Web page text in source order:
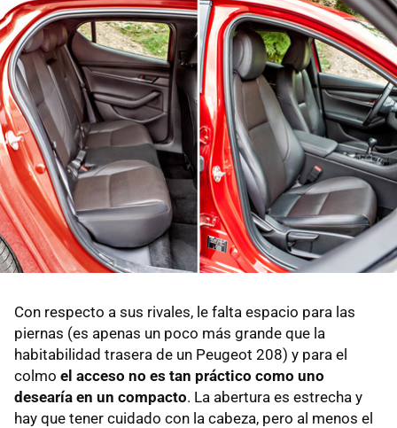
Con respecto a sus rivales, le falta espacio para las
piernas (es apenas un poco más grande que la
habitabilidad trasera de un Peugeot 208) y para el
colmo el acceso no es tan práctico como uno
desearía en un compacto. La abertura es estrecha y
hay que tener cuidado con la cabeza, pero al menos el